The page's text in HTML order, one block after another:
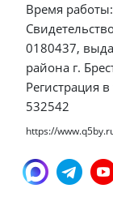
Время
0180437,
района г.
Регистрация
532542
https://